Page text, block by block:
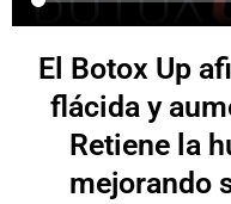
El Botox Up
flácida y
Retiene la
mejorando